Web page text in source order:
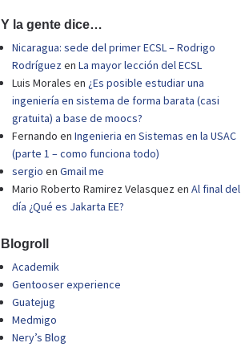
Y la gente dice…
Nicaragua: sede del primer ECSL – Rodrigo
Rodríguezen La mayor lección del ECSL
Luis Morales en ¿Es posible estudiar una
ingeniería en sistema de forma barata (casi
gratuita) a base de moocs?
Fernando en Ingenieria en Sistemas en la USAC
(parte 1 – como funciona todo)
sergio en Gmail me
Mario Roberto Ramirez Velasquezen Al final del
día ¿Qué es Jakarta EE?
Blogroll
Academik
Gentooser experience
Guatejug
Medmigo
Nery’s Blog